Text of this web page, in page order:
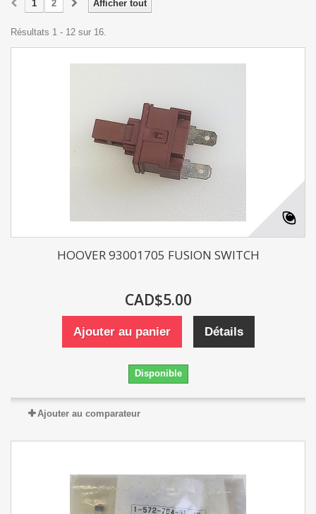
Afficher tout
1 2
Résultats 1 - 12 sur 16.
HOOVER 93001705 FUSION SWITCH
CAD$5.00
Ajouter au panier Détails
Disponible
Ajouter au comparateur